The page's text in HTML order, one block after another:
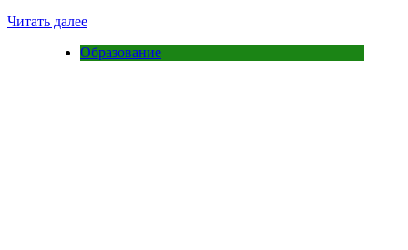
Читать далее
Образование